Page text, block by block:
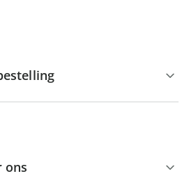
ons